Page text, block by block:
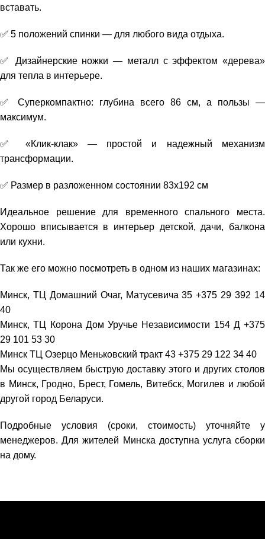
вставать.
✅ 5 положений спинки — для любого вида отдыха.
✅ Дизайнерские ножки — металл с эффектом «дерева»
для тепла в интерьере.
✅ Суперкомпактно: глубина всего 86 см, а пользы —
максимум.
✅ «Клик-клак» — простой и надежный механизм
трансформации.
✅ Размер в разложенном состоянии 83х192 см
Идеальное решение для временного спального места.
Хорошо вписывается в интерьер детской, дачи, балкона
или кухни.
Так же его можно посмотреть в одном из наших магазинах:
Минск, ТЦ Домашний Очаг, Матусевича 35 +375 29 392 14
40
Минск, ТЦ Корона Дом Уручье Независимости 154 Д +375
29 101 53 30
Минск ТЦ Озерцо Меньковский тракт 43 +375 29 122 34 40
Мы осуществляем быструю доставку этого и других столов
в Минск, Гродно, Брест, Гомель, Витебск, Могилев и любой
другой город Беларуси.
Подробные условия (сроки, стоимость) уточняйте у
менеджеров. Для жителей Минска доступна услуга сборки
на дому.